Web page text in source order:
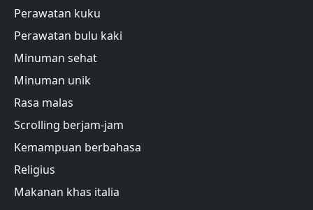
Perawatan kuku
Perawatan bulu kaki
Minuman sehat
Minuman unik
Rasa malas
Scrolling berjam-jam
Kemampuan berbahasa
Religius
Makanan khas italia